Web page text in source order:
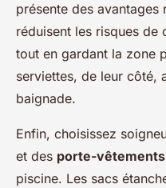
présente des avantages
réduisent les risques de
tout en gardant la zone
serviettes, de leur côté,
baignade.
Enfin, choisissez
et des porte-vêtements
piscine. Les sacs